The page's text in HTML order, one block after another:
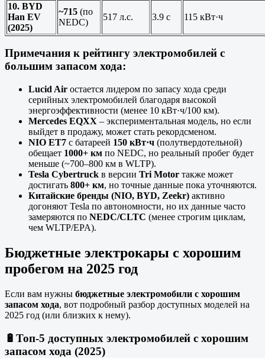
10. BYD
Han EV
(2025)
~715 (по
NEDC)
517 л.с. 3.9 с 115 кВт·ч
Примечания к рейтингу электромобилей с
большим запасом хода:
Lucid Air остается лидером по запасу хода среди
серийных электромобилей благодаря высокой
энергоэффективности (менее 10 кВт·ч/100 км).
Mercedes EQXX – экспериментальная модель, но если
выйдет в продажу, может стать рекордсменом.
NIO ET7 с батареей 150 кВт·ч (полутвердотельной)
обещает 1000+ км по NEDC, но реальный пробег будет
меньше (~700–800 км в WLTP).
Tesla Cybertruck в версии Tri Motor также может
достигать 800+ км, но точные данные пока уточняются.
Китайские бренды (NIO, BYD, Zeekr) активно
догоняют Tesla по автономности, но их данные часто
замеряются по NEDC/CLTC (менее строгим циклам,
чем WLTP/EPA).
Бюджетные электрокары с хорошим
пробегом на 2025 год
Если вам нужны бюджетные электромобили с хорошим
запасом хода, вот подробный разбор доступных моделей на
2025 год (или близких к нему).
🔋 Топ-5 доступных электромобилей с хорошим
запасом хода (2025)